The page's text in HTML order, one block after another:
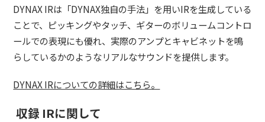
DYNAX IRは「DYNAX独自の手法」を用いIRを生成している
ことで、ピッキングやタッチ、ギターのボリュームコントロ
ールでの表現にも優れ、実際のアンプとキャビネットを鳴
らしているかのようなリアルなサウンドを提供します。
DYNAX IRについての詳細はこちら。
収録 IRに関して